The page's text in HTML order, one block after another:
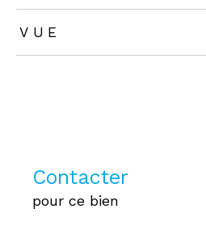
VUE
Contacter
pour ce bien